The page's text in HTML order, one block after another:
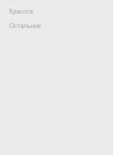
Красота
Остальное